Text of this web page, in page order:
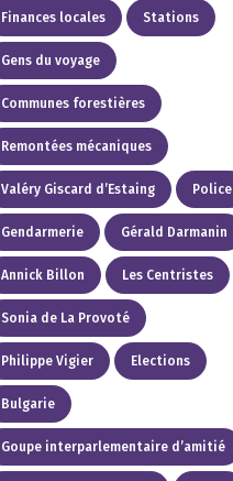
Finances locales Stations
Gens du voyage
Communes forestières
Remontées mécaniques
Valéry Giscard d’Estaing Police
Gendarmerie Gérald Darmanin
Annick Billon Les Centristes
Sonia de La Provoté
Philippe Vigier Elections
Bulgarie
Goupe interparlementaire d’amitié